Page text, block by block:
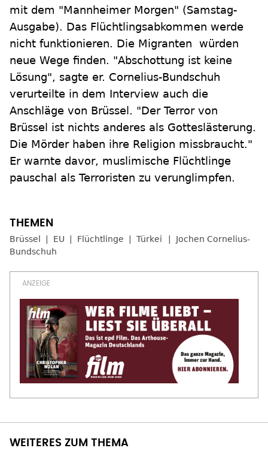
mit dem "Mannheimer Morgen" (Samstag-
Ausgabe). Das Flüchtlingsabkommen werde
nicht funktionieren. Die Migranten würden
neue Wege finden. "Abschottung ist keine
Lösung", sagte er. Cornelius-Bundschuh
verurteilte in dem Interview auch die
Anschläge von Brüssel. "Der Terror von
Brüssel ist nichts anderes als Gotteslästerung.
Die Mörder haben ihre Religion missbraucht."
Er warnte davor, muslimische Flüchtlinge
pauschal als Terroristen zu verunglimpfen.
Brüssel EU Flüchtlinge Türkei
Jochen Cornelius-
Bundschuh
WEITERES ZUM THEMA